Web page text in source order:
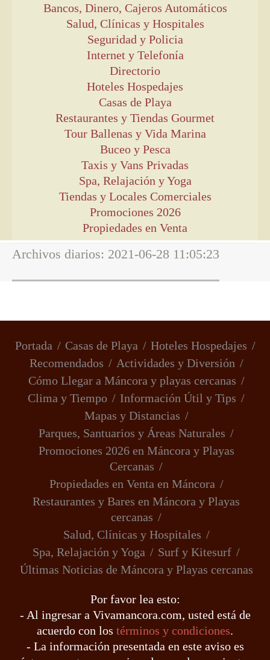
Bancos, Dinero, Cajeros Automáticos
Salud, Clínicas y Hospitales
Seguridad y Policia
Internet y Telefonía
Directorio
Hoteles Hospedajes
Casas de Playa
Restaurantes y Tiendas Gourmet
Tour Ballenas y Vida Marina
Buceo y Pesca
Taxis y Vans Privadas
Spa, Relajación y Yoga
Tiendas y Locales Comerciales
Promociones 2026
Propiedades en Venta
Archivos diarios: 2021-06-28 11:05:23
Portada Casas de Playa
Hoteles Hospedajes
Recomendados
Actividades y Diversión
Cómo Llegar a Máncora y playas cercanas
Clima y Tiempo
Información Útil y Tips
Mapas y Distancias
Parques, Santuarios y Áreas Naturales
Promociones 2026 en Máncora y Playas
Cercanas
Propiedades en Venta en Máncora
Restaurantes y Bares en Máncora y Playas
cercanas
Salud, Clínicas y Hospitales
Spa, Relajación y Yoga
Surf y Kitesurf
Últimas Noticias de Máncora y Playas cercanas
Por favor lea esto:
- Al ingresar a Vivamancora.com, usted está de
acuerdo con los términos y condiciones.
- La información presentada en este aviso es